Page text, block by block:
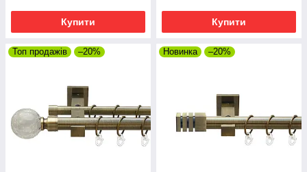
Купити Купити
Топ продажів –20% Новинка –20%